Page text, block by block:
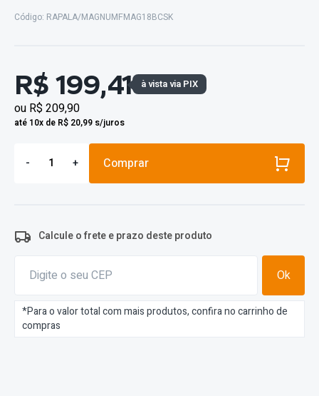
Código: RAPALA/MAGNUMFMAG18BCSK
R$ 199,41 à vista via PIX
ou R$ 209,90
até 10x de R$ 20,99 s/juros
- + Comprar
Calcule o frete e prazo deste produto
Ok
*Para o valor total com mais produtos, confira no carrinho de
compras